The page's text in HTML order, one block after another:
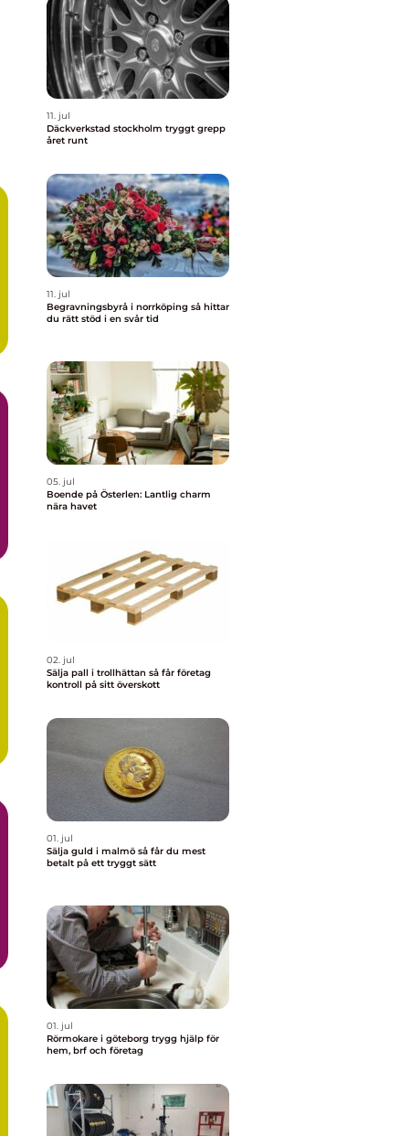
11. jul
Däckverkstad stockholm tryggt grepp
året runt
11. jul
Begravningsbyrå i norrköping så hittar
du rätt stöd i en svår tid
05. jul
Boende på Österlen: Lantlig charm
nära havet
02. jul
Sälja pall i trollhättan så får företag
kontroll på sitt överskott
01. jul
Sälja guld i malmö så får du mest
betalt på ett tryggt sätt
01. jul
Rörmokare i göteborg trygg hjälp för
hem, brf och företag